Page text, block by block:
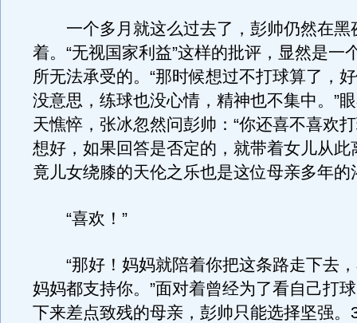
一个多月就这么过去了，彭帅仍然在黑
着。“无视国家利益”这样的批评，显然是一
所无法承受的。“那时候想过不打球算了，
没意思，练球也没心情，精神也不集中。”
天憔悴，张冰忽然问彭帅：“你还喜不喜欢
想好，如果回答是否定的，就带着女儿从此
竟儿女绕膝的天伦之乐也是这位母亲多年的
“喜欢！”
“那好！妈妈就陪着你把这条路走下去，
妈妈都支持你。”面对着曾经为了看自己打
下来差点致残的母亲，彭帅只能选择坚强。